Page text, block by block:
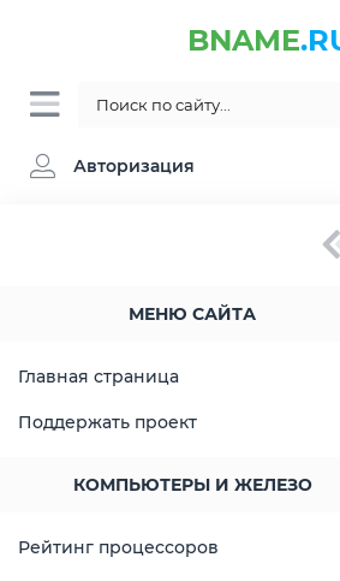
BNAME
Авторизация
МЕНЮ САЙТА
Главная страница
Поддержать проект
КОМПЬЮТЕРЫ И ЖЕЛЕЗО
Рейтинг процессоров
» Сравнение Intel Core
Сравнить
Core i9-9990XE и
Platinum